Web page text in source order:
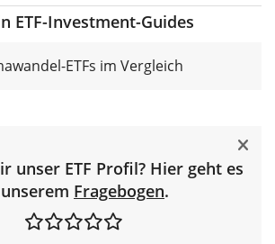
ETF-Investment-Guides
ETFs im Vergleich
unser ETF Profil? Hier geht es
Fragebogen.